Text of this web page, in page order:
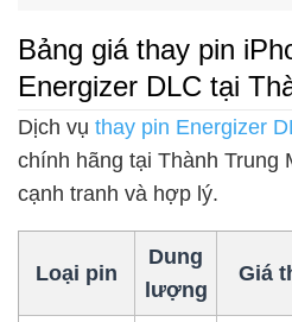
Bảng giá thay pin
Energizer DLC tại
Dịch vụ thay pin Energizer
chính hãng tại Thành Trung
cạnh tranh và hợp lý.
Loại pin
Dung
lượng
Giá